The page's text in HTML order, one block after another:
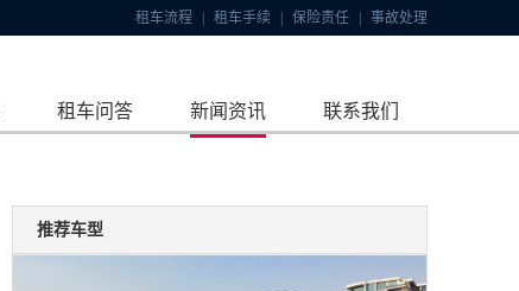
租车流程 租车手续 保险责任 事故处理
租车问答 新闻资讯 联系我们
推荐车型